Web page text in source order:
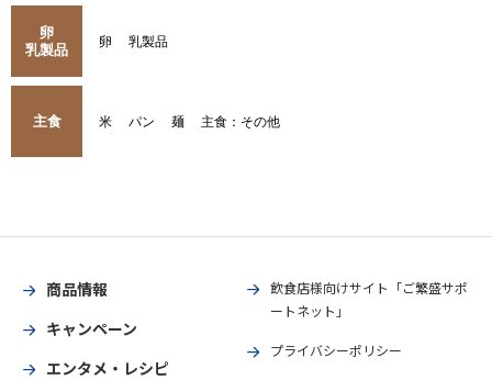
卵
乳製品
卵 乳製品
主食 米 パン 麺 主食：その他
商品情報
キャンペーン
エンタメ・レシピ
飲食店様向けサイト「ご繁盛サポ
ートネット」
プライバシーポリシー